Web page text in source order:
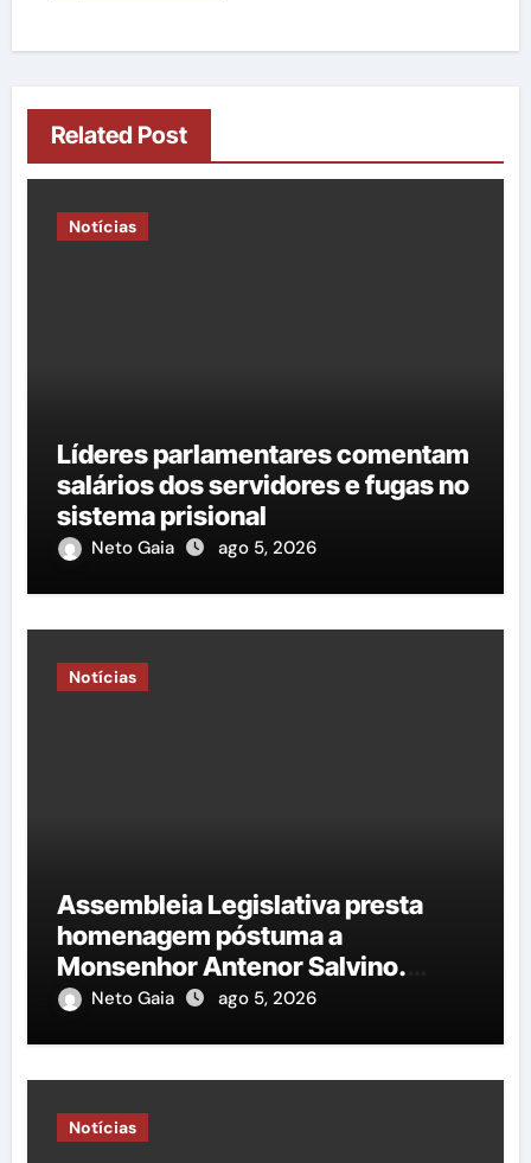
Related Post
Notícias
Líderes parlamentares comentam
salários dos servidores e fugas no
sistema prisional
Neto Gaia ago 5, 2026
Notícias
Assembleia Legislativa presta
homenagem póstuma a
Monsenhor Antenor Salvino.
Saiba mais!
Neto Gaia ago 5, 2026
Notícias